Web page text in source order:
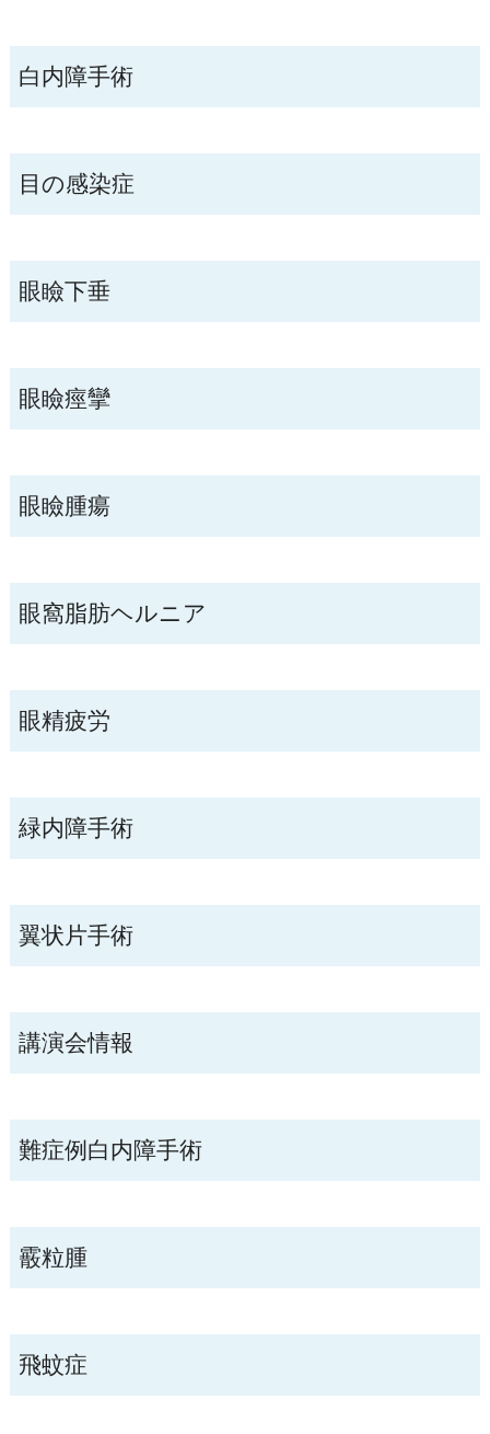
白内障手術
目の感染症
眼瞼下垂
眼瞼痙攣
眼瞼腫瘍
眼窩脂肪ヘルニア
眼精疲労
緑内障手術
翼状片手術
講演会情報
難症例白内障手術
霰粒腫
飛蚊症